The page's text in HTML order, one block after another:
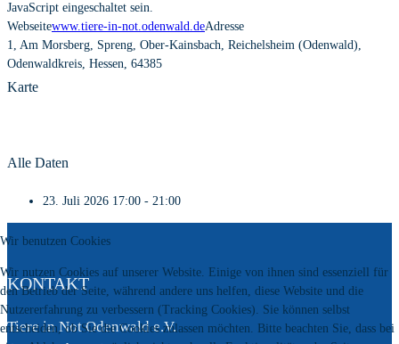
JavaScript eingeschaltet sein.
Webseitewww.tiere-in-not.odenwald.deAdresse
1, Am Morsberg, Spreng, Ober-Kainsbach, Reichelsheim (Odenwald),
Odenwaldkreis, Hessen, 64385
Karte
Alle Daten
23. Juli 2026 17:00 - 21:00
KONTAKT
Tiere in Not Odenwald e.V.
Wir benutzen Cookies
Wir nutzen Cookies auf unserer Website. Einige von ihnen sind essenziell für
den Betrieb der Seite, während andere uns helfen, diese Website und die
Nutzererfahrung zu verbessern (Tracking Cookies). Sie können selbst
entscheiden, ob Sie die Cookies zulassen möchten. Bitte beachten Sie, dass bei